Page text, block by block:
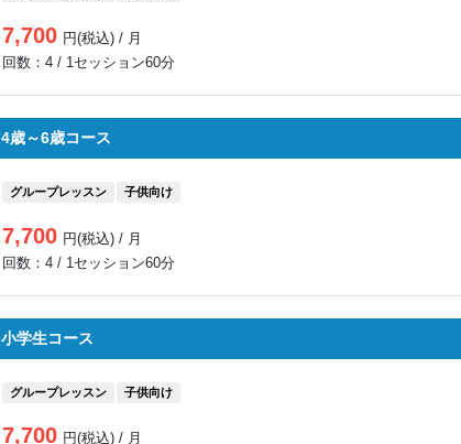
7,700 円(税込) / 月
回数：4 / 1セッション60分
4歳～6歳コース
グループレッスン 子供向け
7,700 円(税込) / 月
回数：4 / 1セッション60分
小学生コース
グループレッスン 子供向け
7,700 円(税込) / 月